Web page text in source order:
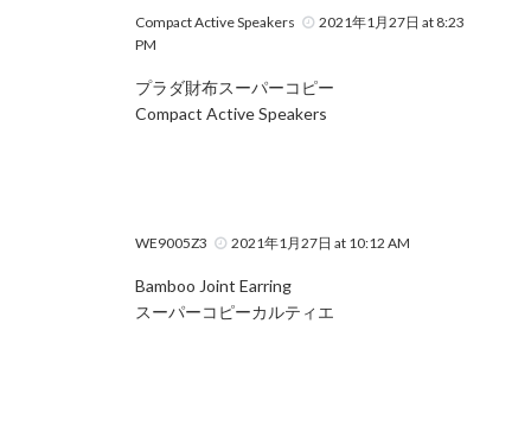
Compact Active Speakers
2021年1月27日 at 8:23
PM
プラダ財布スーパーコピー
Compact Active Speakers
WE9005Z3 2021年1月27日 at 10:12 AM
Bamboo Joint Earring
スーパーコピーカルティエ